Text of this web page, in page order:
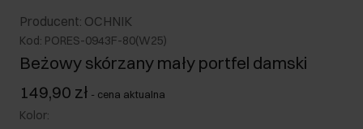
Producent: OCHNIK
Kod: PORES-0943F-80(W25)
Beżowy skórzany mały portfel damski
149,90 zł - cena aktualna
Kolor: